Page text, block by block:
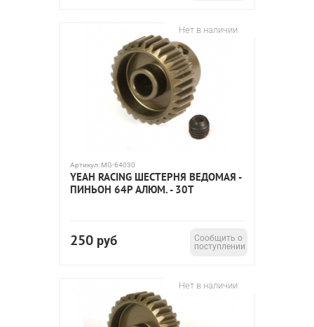
Нет в наличии
Артикул: MG-64030
YEAH RACING ШЕСТЕРНЯ ВЕДОМАЯ -
ПИНЬОН 64P АЛЮМ. - 30T
250 руб
Сообщить о
поступлении
Нет в наличии